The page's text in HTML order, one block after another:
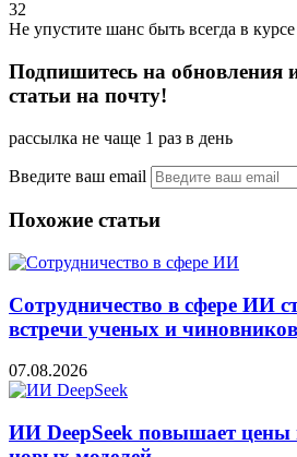
32
Не упустите шанс быть всегда в
Подпишитесь на обновления
статьи на почту!
рассылка не чаще 1 раз в день
Введите ваш email
Похожие статьи
Сотрудничество в сфере ИИ
встречи ученых и чиновников
07.08.2026
ИИ DeepSeek повышает цены